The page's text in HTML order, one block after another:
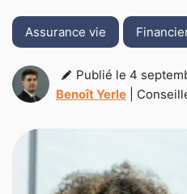
Assurance vie
Publié le 4
Benoît Yerle
|